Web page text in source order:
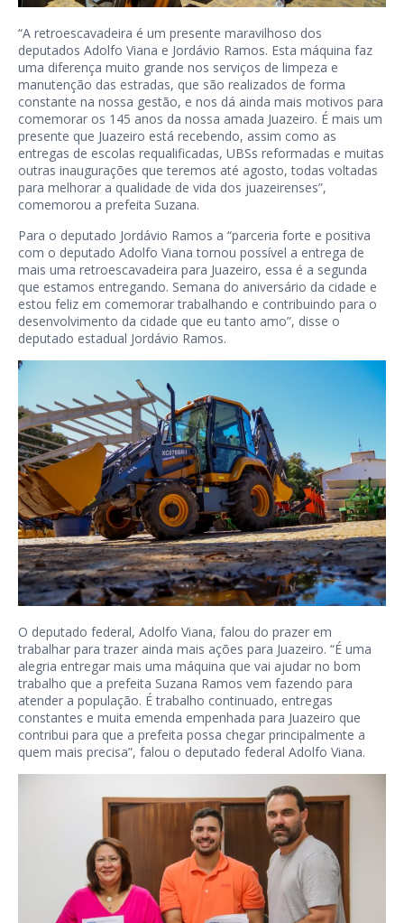
“A retroescavadeira é um presente maravilhoso dos
deputados Adolfo Viana e Jordávio Ramos. Esta máquina faz
uma diferença muito grande nos serviços de limpeza e
manutenção das estradas, que são realizados de forma
constante na nossa gestão, e nos dá ainda mais motivos para
comemorar os 145 anos da nossa amada Juazeiro. É mais um
presente que Juazeiro está recebendo, assim como as
entregas de escolas requalificadas, UBSs reformadas e muitas
outras inaugurações que teremos até agosto, todas voltadas
para melhorar a qualidade de vida dos juazeirenses”,
comemorou a prefeita Suzana.
Para o deputado Jordávio Ramos a “parceria forte e positiva
com o deputado Adolfo Viana tornou possível a entrega de
mais uma retroescavadeira para Juazeiro, essa é a segunda
que estamos entregando. Semana do aniversário da cidade e
estou feliz em comemorar trabalhando e contribuindo para o
desenvolvimento da cidade que eu tanto amo”, disse o
deputado estadual Jordávio Ramos.
O deputado federal, Adolfo Viana, falou do prazer em
trabalhar para trazer ainda mais ações para Juazeiro. “É uma
alegria entregar mais uma máquina que vai ajudar no bom
trabalho que a prefeita Suzana Ramos vem fazendo para
atender a população. É trabalho continuado, entregas
constantes e muita emenda empenhada para Juazeiro que
contribui para que a prefeita possa chegar principalmente a
quem mais precisa”, falou o deputado federal Adolfo Viana.